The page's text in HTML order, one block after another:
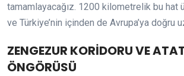
tamamlayacağız. 1200 kilometrelik bu hat
ve Türkiye’nin içinden de Avrupa’ya doğru
ZENGEZUR KORİDORU VE
ÖNGÖRÜSÜ